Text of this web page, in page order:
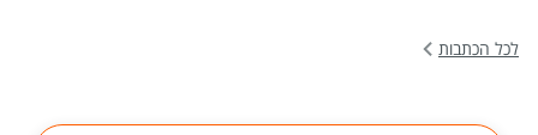
לכל הכתבות